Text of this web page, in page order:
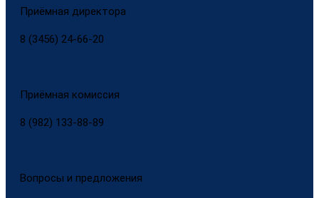
Приёмная директора
8 (3456) 24-66-20
Приёмная комиссия
8 (982) 133-88-89
Вопросы и предложения